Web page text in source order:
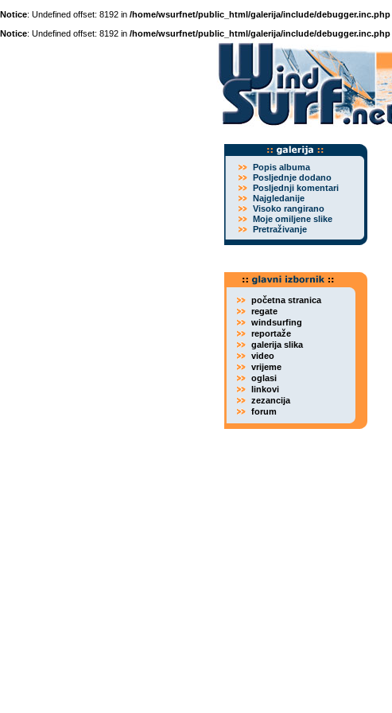
Notice: Undefined offset: 8192 in /home/wsurfnet/public_html/galerija/include/debugger.inc.php
Notice: Undefined offset: 8192 in /home/wsurfnet/public_html/galerija/include/debugger.inc.php
Popis albuma
Posljednje dodano
Posljednji komentari
Najgledanije
Visoko rangirano
Moje omiljene slike
Pretraživanje
početna stranica
regate
windsurfing
reportaže
galerija slika
video
vrijeme
oglasi
linkovi
zezancija
forum